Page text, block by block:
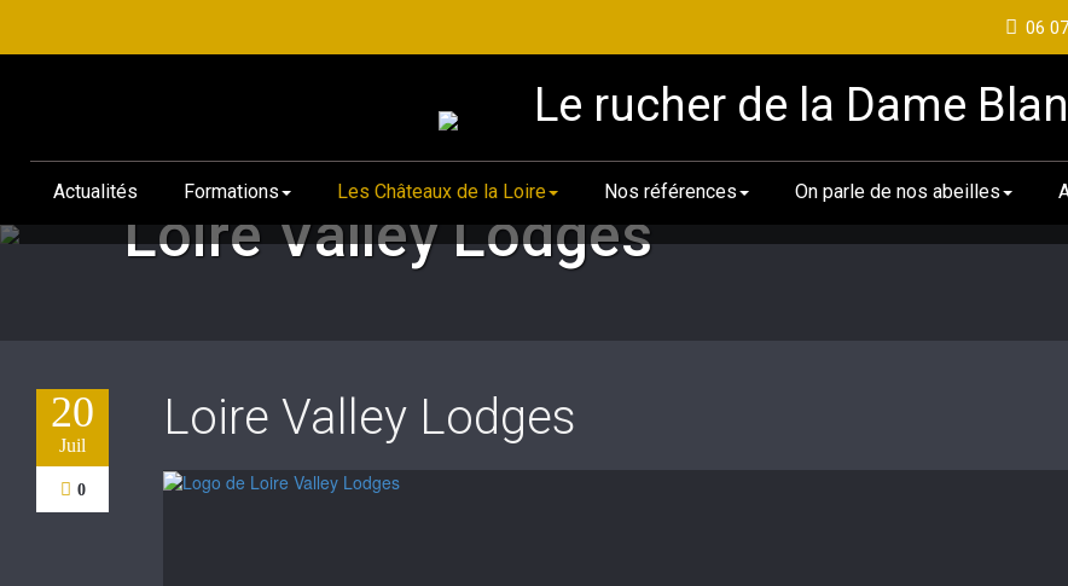
06
Le rucher de la Dame
Actualités Formations Les Châteaux de la Loire Nos références On parle de nos abeilles
Loire Valley Lodges
20
Juil
0
Loire Valley Lodges